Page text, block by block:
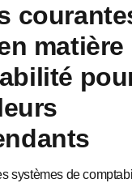
matière
systèmes de